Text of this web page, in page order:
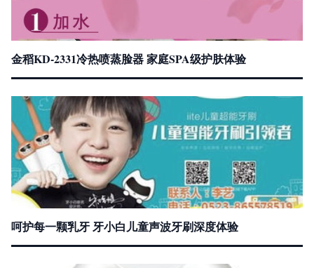
金稻KD-2331冷热喷蒸脸器 家庭SPA级护肤体验
呵护每一颗乳牙 牙小白儿童声波牙刷深度体验